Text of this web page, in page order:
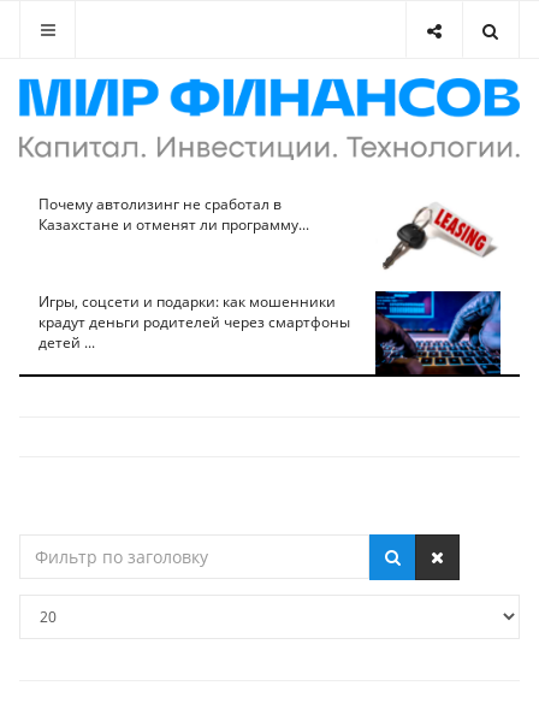
Почему автолизинг не сработал в
Казахстане и отменят ли программу...
Игры, соцсети и подарки: как мошенники
крадут деньги родителей через смартфоны
детей ...
по